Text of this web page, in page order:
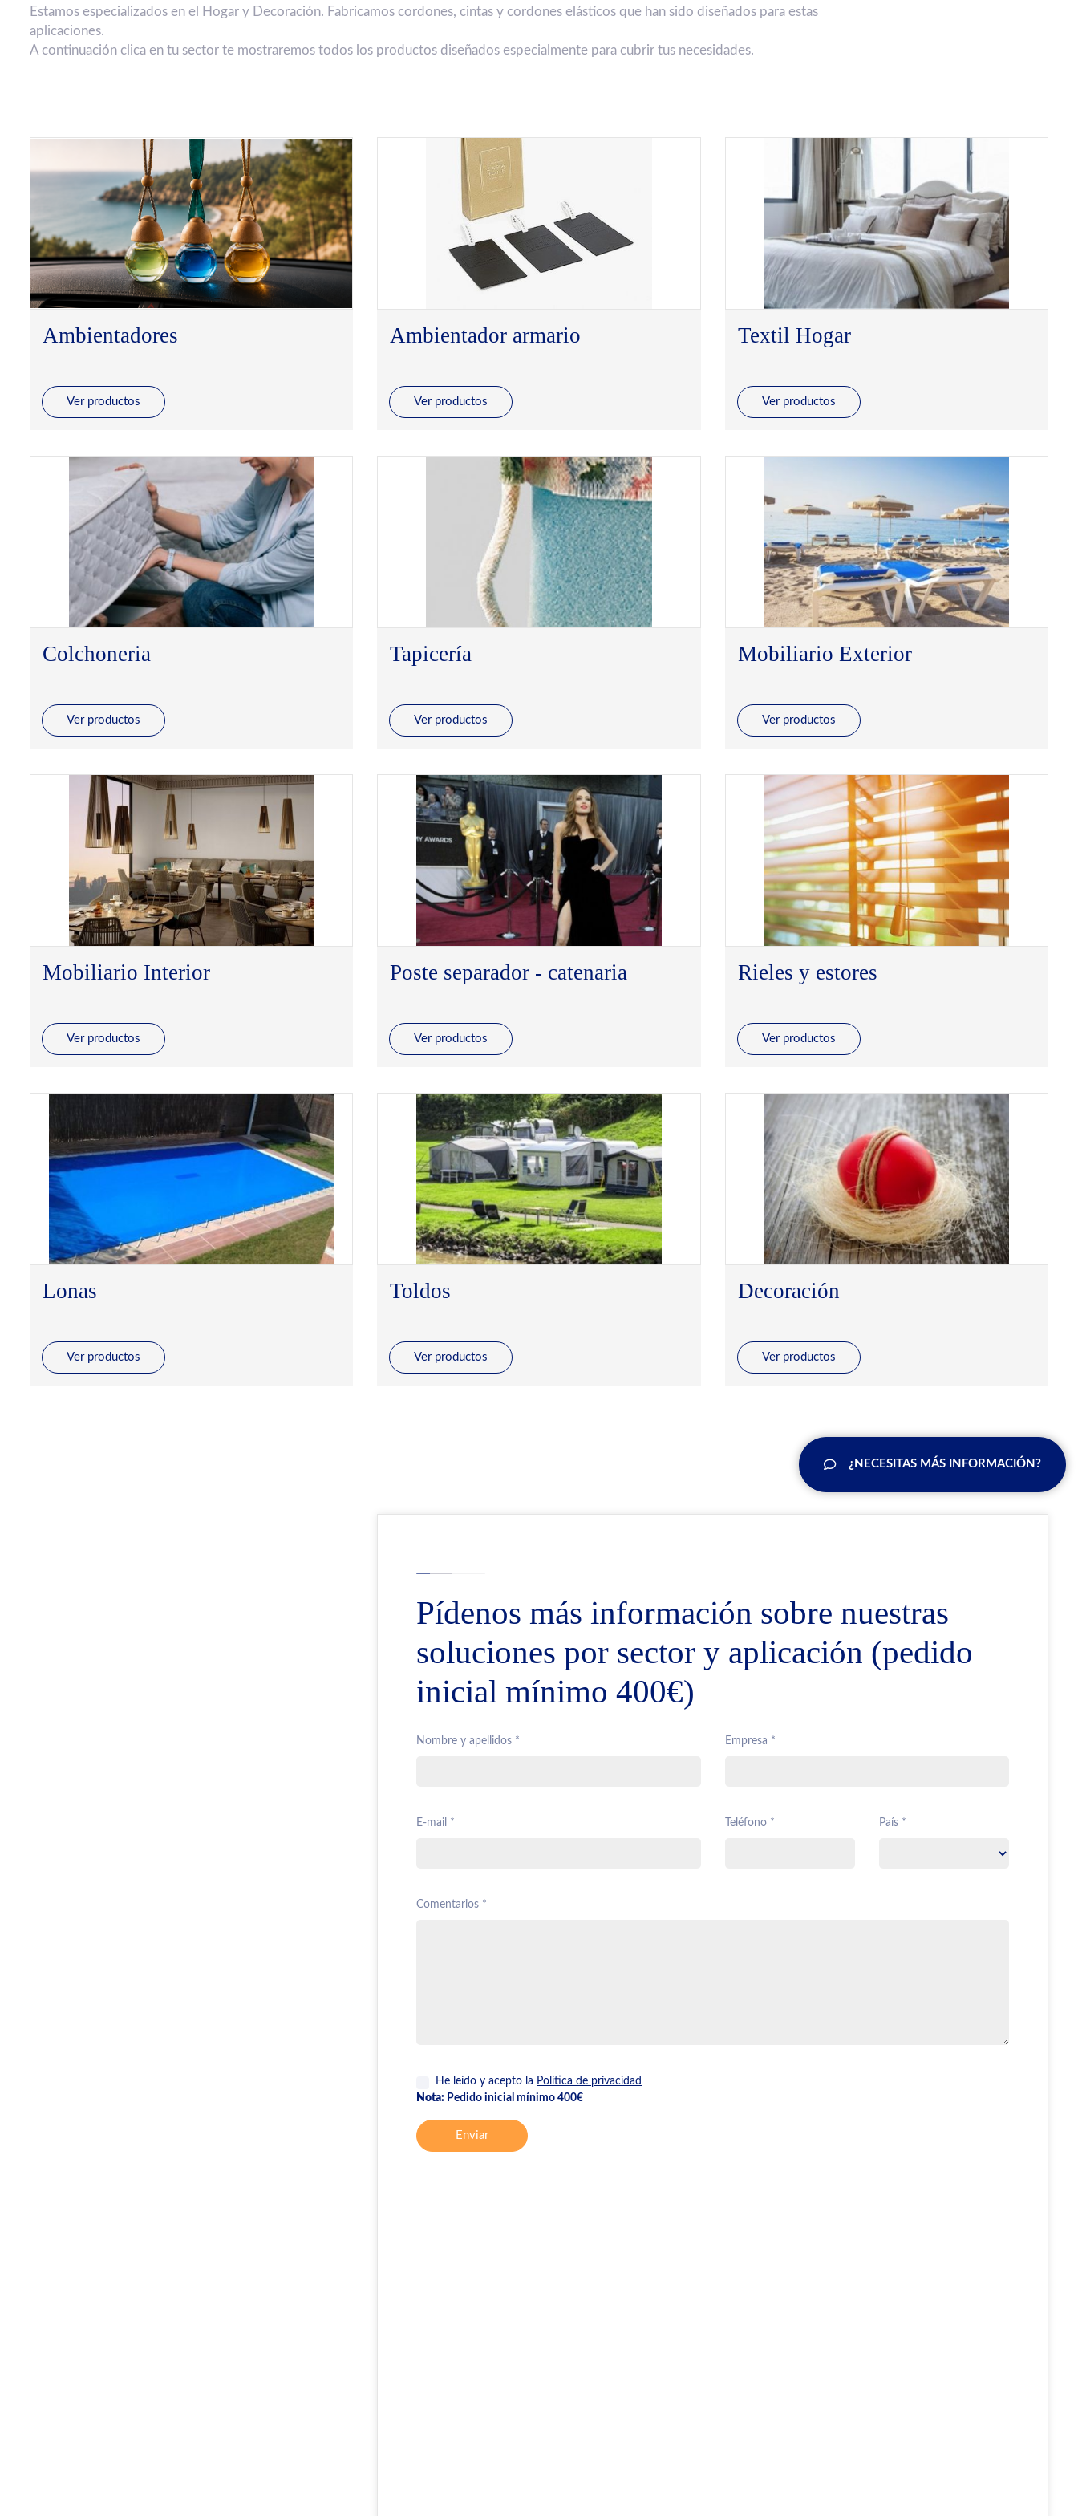
Estamos especializados en el Hogar y Decoración. Fabricamos cordones, cintas y cordones elásticos que han sido diseñados para estas
aplicaciones.
A continuación clica en tu sector te mostraremos todos los productos diseñados especialmente para cubrir tus necesidades.
Ambientadores
Ver productos
Ambientador armario
Ver productos
Textil Hogar
Ver productos
Colchoneria
Ver productos
Tapicería
Ver productos
Mobiliario Exterior
Ver productos
Mobiliario Interior
Ver productos
Poste separador - catenaria
Ver productos
Rieles y estores
Ver productos
Lonas
Ver productos
Toldos
Ver productos
Decoración
Ver productos
¿NECESITAS MÁS INFORMACIÓN?
Pídenos más información sobre nuestras
soluciones por sector y aplicación (pedido
inicial mínimo 400€)
Nombre y apellidos * Empresa *
E-mail * Teléfono * País *
Comentarios *
He leído y acepto la Política de privacidad
Nota: Pedido inicial mínimo 400€
Enviar